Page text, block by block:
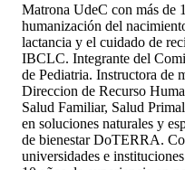
Matrona UdeC con más de
humanización del
lactancia y el cuidado de
IBCLC. Integrante del
de Pediatria. Instructora de
Direccion de Recurso
Salud Familiar, Salud
en soluciones naturales y
de bienestar DoTERRA.
universidades e